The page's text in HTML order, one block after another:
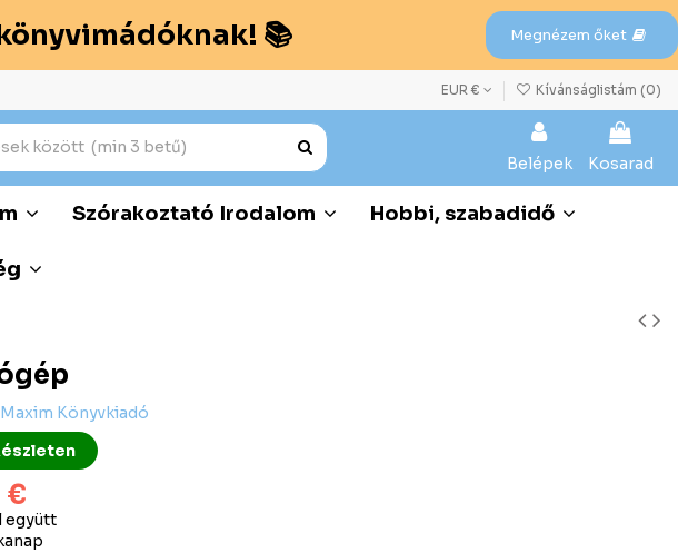
📚 Megnézem őket
EUR € Kívánságlistám (0)
Belépek Kosarad
Szórakoztató Irodalom Hobbi, szabadidő
Maxim Könyvkiadó
€
együtt